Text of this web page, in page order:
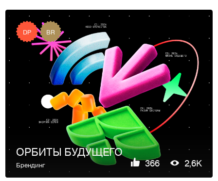
DP BR
ОРБИТЫ БУДУЩЕГО
Брендинг 366 2,6K